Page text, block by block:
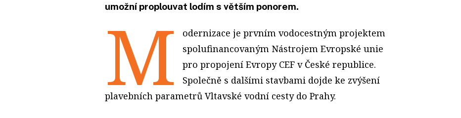
umožní proplouvat lodím s větším ponorem.
M
odernizace je prvním vodocestným projektem
spolufinancovaným Nástrojem Evropské unie
pro propojení Evropy CEF v České republice.
Společně s dalšími stavbami dojde ke zvýšení
plavebních parametrů Vltavské vodní cesty do Prahy.